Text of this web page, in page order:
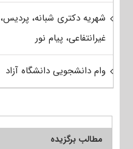
شهریه دکتری شبانه، پردیس،
غیرانتفاعی، پیام نور
وام دانشجویی دانشگاه آزاد
مطالب برگزیده